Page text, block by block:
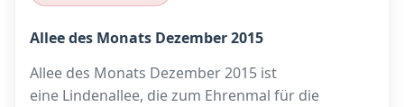
Allee des Monats Dezember 2015
Allee des Monats Dezember 2015 ist
eine Lindenallee, die zum Ehrenmal für die